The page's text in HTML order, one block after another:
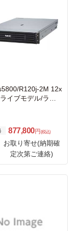
R120j-2M 12x
イブモデル/ラッ
877,800円 (税込)
お取り寄せ(納期確
定次第ご連絡)